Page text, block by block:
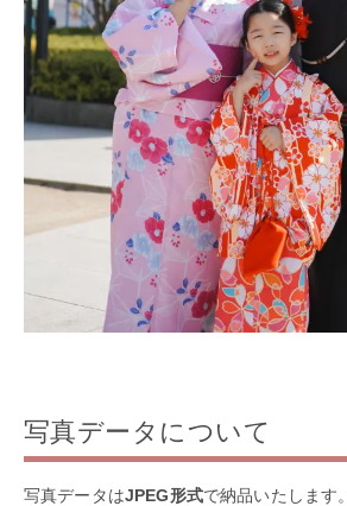
写真データについて
写真データはJPEG形式で納品いたします。